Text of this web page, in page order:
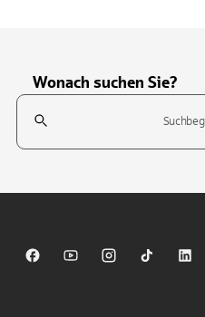
Wonach suchen Sie?
Suchfeld
Sparkasse auf Facebook
Sparkasse auf Youtube
Sparkasse auf
Sparkasse